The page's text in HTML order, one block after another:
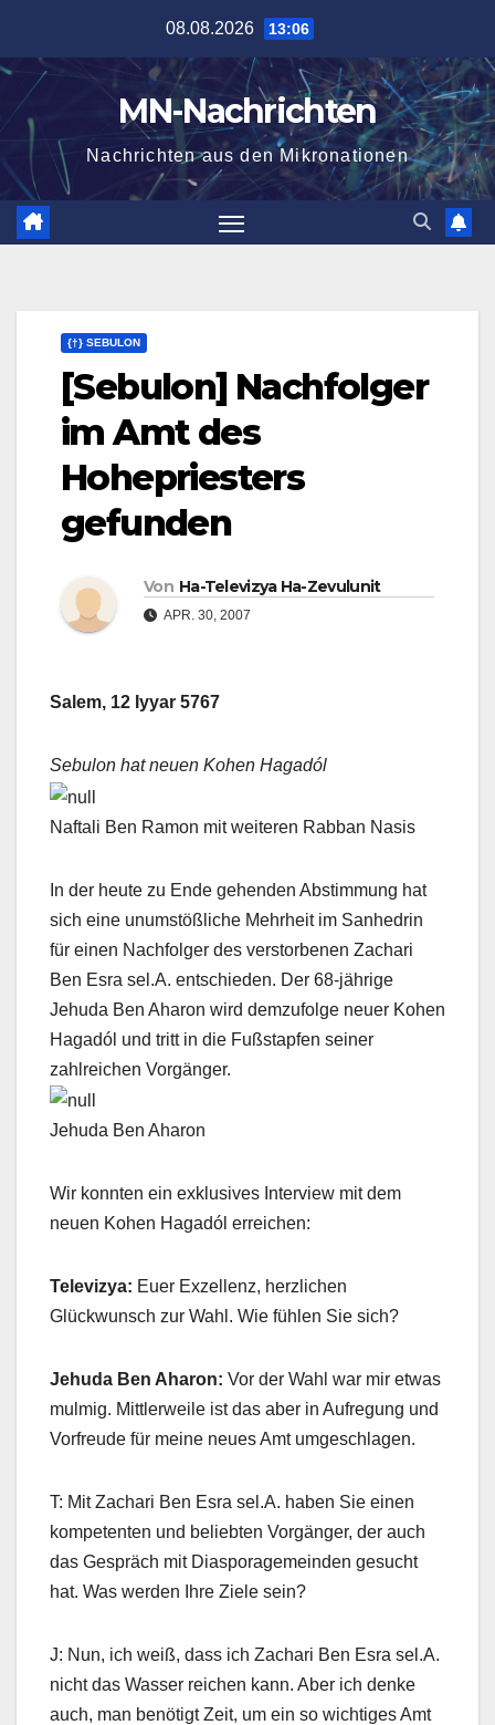
springen
08.08.2026 13:06
MN-Nachrichten
Nachrichten aus den Mikronationen
{†} SEBULON
[Sebulon] Nachfolger
im Amt des
Hohepriesters
gefunden
Von Ha-Televizya Ha-Zevulunit
APR. 30, 2007
Salem, 12 Iyyar 5767
Sebulon hat neuen Kohen Hagadól
Naftali Ben Ramon mit weiteren Rabban Nasis
In der heute zu Ende gehenden Abstimmung hat
sich eine unumstößliche Mehrheit im Sanhedrin
für einen Nachfolger des verstorbenen Zachari
Ben Esra sel.A. entschieden. Der 68-jährige
Jehuda Ben Aharon wird demzufolge neuer Kohen
Hagadól und tritt in die Fußstapfen seiner
zahlreichen Vorgänger.
Jehuda Ben Aharon
Wir konnten ein exklusives Interview mit dem
neuen Kohen Hagadól erreichen:
Televizya: Euer Exzellenz, herzlichen
Glückwunsch zur Wahl. Wie fühlen Sie sich?
Jehuda Ben Aharon: Vor der Wahl war mir etwas
mulmig. Mittlerweile ist das aber in Aufregung und
Vorfreude für meine neues Amt umgeschlagen.
T: Mit Zachari Ben Esra sel.A. haben Sie einen
kompetenten und beliebten Vorgänger, der auch
das Gespräch mit Diasporagemeinden gesucht
hat. Was werden Ihre Ziele sein?
J: Nun, ich weiß, dass ich Zachari Ben Esra sel.A.
nicht das Wasser reichen kann. Aber ich denke
auch, man benötigt Zeit, um ein so wichtiges Amt